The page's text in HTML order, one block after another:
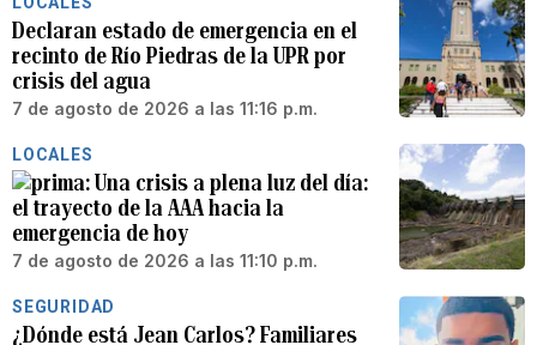
Declaran estado de emergencia en el
recinto de Río Piedras de la UPR por
crisis del agua
7 de agosto de 2026 a las 11:16 p.m.
LOCALES
Una crisis a plena luz del día:
el trayecto de la AAA hacia la
emergencia de hoy
7 de agosto de 2026 a las 11:10 p.m.
SEGURIDAD
¿Dónde está Jean Carlos? Familiares